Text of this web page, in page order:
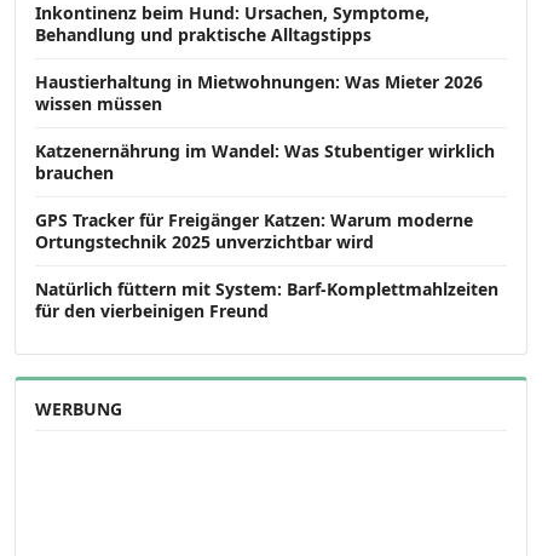
Inkontinenz beim Hund: Ursachen, Symptome,
Behandlung und praktische Alltagstipps
Haustierhaltung in Mietwohnungen: Was Mieter 2026
wissen müssen
Katzenernährung im Wandel: Was Stubentiger wirklich
brauchen
GPS Tracker für Freigänger Katzen: Warum moderne
Ortungstechnik 2025 unverzichtbar wird
Natürlich füttern mit System: Barf-Komplettmahlzeiten
für den vierbeinigen Freund
WERBUNG